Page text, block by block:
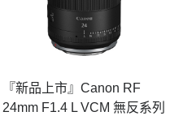
『新品上市』Canon RF
24mm F1.4 L VCM 無反系列